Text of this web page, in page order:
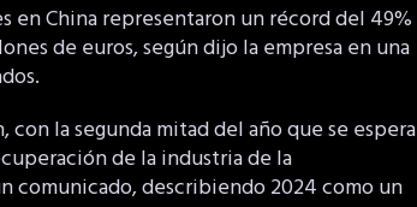
en China representaron un récord del 49%
de euros, según dijo la empresa en una
la segunda mitad del año que se espera
de la industria de la
comunicado, describiendo 2024 como un